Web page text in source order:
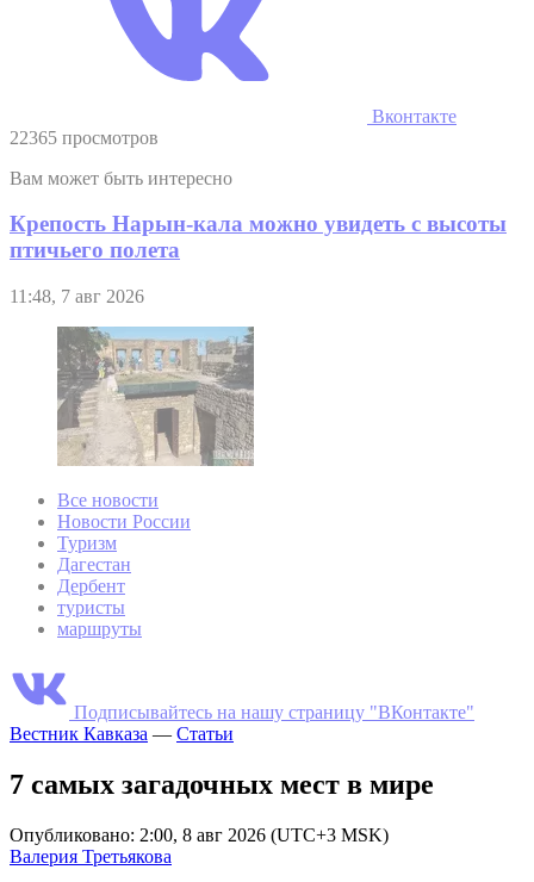
Вконтакте
22365 просмотров
Вам может быть интересно
Крепость Нарын-кала можно увидеть с высоты
птичьего полета
11:48, 7 авг 2026
Все новости
Новости России
Туризм
Дагестан
Дербент
туристы
маршруты
Подписывайтесь на нашу страницу "ВКонтакте"
Вестник Кавказа — Статьи
7 самых загадочных мест в мире
Опубликовано: 2:00, 8 авг 2026 (UTC+3 MSK)
Валерия Третьякова